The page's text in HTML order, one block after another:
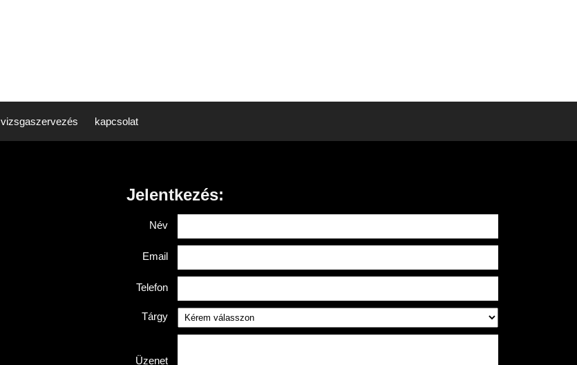
vizsgaszervezés kapcsolat
Jelentkezés:
Név
Email
Telefon
Tárgy
Üzenet